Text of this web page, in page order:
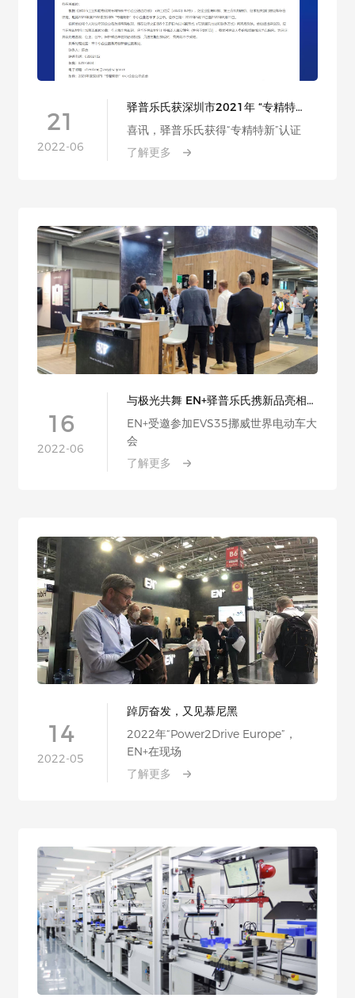
驿普乐氏获深圳市2021年 “专精特
新”企业认证 强大的研发能力再获官方
喜讯，驿普乐氏获得“专精特新”认证
了解更多
21
2022-06
与极光共舞 EN+驿普乐氏携新品亮相世
界电动车大会
EN+受邀参加EVS35挪威世界电动车大
会
了解更多
16
2022-06
踔厉奋发，又见慕尼黑
2022年“Power2Drive Europe”，
EN+在现场
了解更多
14
2022-05